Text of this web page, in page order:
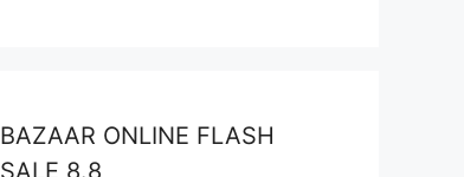
BAZAAR ONLINE FLASH
SALE 8.8